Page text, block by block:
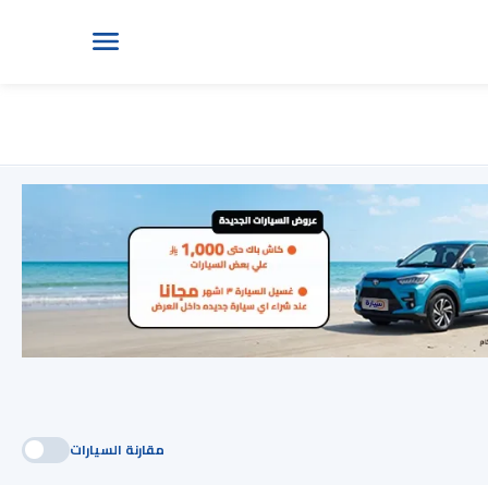
مقارنة السيارات